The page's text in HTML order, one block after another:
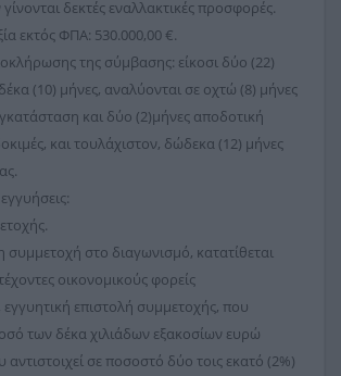
δεκτές εναλλακτικές προσφορές.
εκτός ΦΠΑ: 530.000,00 €.
της σύμβασης: είκοσι δύο (22)
(10) μήνες, αναλύονται σε οχτώ (8) μήνες
και δύο (2)μήνες αποδοτική
και τουλάχιστον, δώδεκα (12) μήνες
συμμετοχή στο διαγωνισμό, κατατίθεται
οικονομικούς φορείς
επιστολή συμμετοχής, που
των δέκα χιλιάδων εξακοσίων ευρώ
αντιστοιχεί σε ποσοστό δύο τοις εκατό (2%)